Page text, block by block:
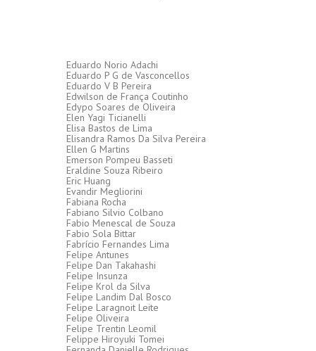
Eduardo Norio Adachi
Eduardo P G de Vasconcellos
Eduardo V B Pereira
Edwilson de França Coutinho
Edypo Soares de Oliveira
Elen Yagi Ticianelli
Elisa Bastos de Lima
Elisandra Ramos Da Silva Pereira
Ellen G Martins
Emerson Pompeu Basseti
Eraldine Souza Ribeiro
Eric Huang
Evandir Megliorini
Fabiana Rocha
Fabiano Silvio Colbano
Fabio Menescal de Souza
Fabio Sola Bittar
Fabrício Fernandes Lima
Felipe Antunes
Felipe Dan Takahashi
Felipe Insunza
Felipe Krol da Silva
Felipe Landim Dal Bosco
Felipe Laragnoit Leite
Felipe Oliveira
Felipe Trentin Leomil
Felippe Hiroyuki Tomei